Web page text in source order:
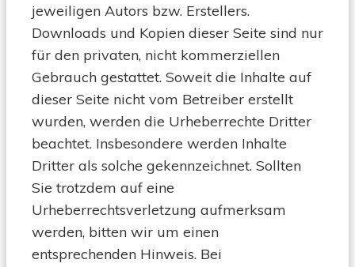
jeweiligen Autors bzw. Erstellers.
Downloads und Kopien dieser Seite sind nur
für den privaten, nicht kommerziellen
Gebrauch gestattet. Soweit die Inhalte auf
dieser Seite nicht vom Betreiber erstellt
wurden, werden die Urheberrechte Dritter
beachtet. Insbesondere werden Inhalte
Dritter als solche gekennzeichnet. Sollten
Sie trotzdem auf eine
Urheberrechtsverletzung aufmerksam
werden, bitten wir um einen
entsprechenden Hinweis. Bei